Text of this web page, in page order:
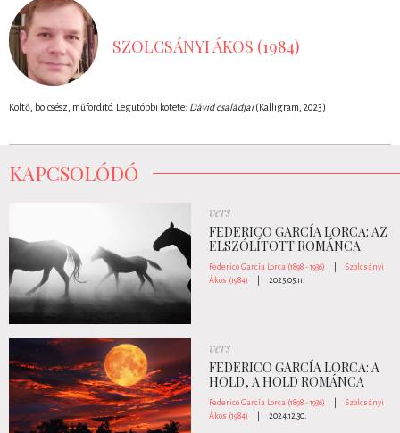
SZOLCSÁNYI ÁKOS (1984)
Költő, bölcsész, műfordító. Legutóbbi kötete: Dávid családjai(Kalligram, 2023)
KAPCSOLÓDÓ
vers
FEDERICO GARCÍA LORCA: AZ
ELSZÓLÍTOTT ROMÁNCA
Federico García Lorca (1898 - 1936)
Szolcsányi
Ákos (1984)
2025.05.11.
vers
FEDERICO GARCÍA LORCA: A
HOLD, A HOLD ROMÁNCA
Federico García Lorca (1898 - 1936)
Szolcsányi
Ákos (1984)
2024.12.30.